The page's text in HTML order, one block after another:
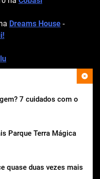
7 cuidados com o
Parque Terra Mágica
quase duas vezes mais
Dreams House -